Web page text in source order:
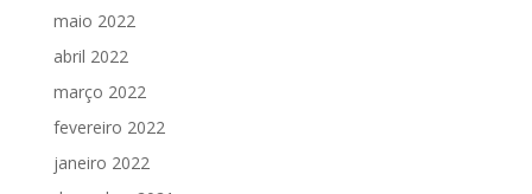
maio 2022
abril 2022
março 2022
fevereiro 2022
janeiro 2022